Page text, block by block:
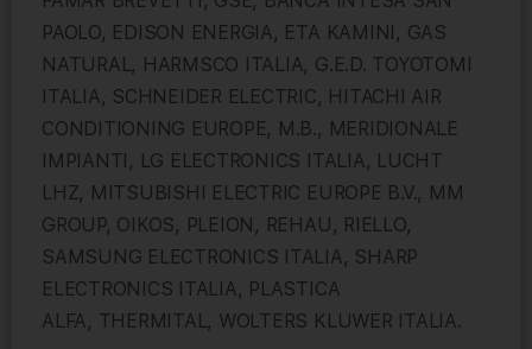
PAOLO, EDISON ENERGIA, ETA KAMINI, GAS
NATURAL, HARMSCO ITALIA, G.E.D. TOYOTOMI
ITALIA, SCHNEIDER ELECTRIC, HITACHI AIR
CONDITIONING EUROPE, M.B., MERIDIONALE
IMPIANTI, LG ELECTRONICS ITALIA, LUCHT
LHZ, MITSUBISHI ELECTRIC EUROPE B.V., MM
GROUP, OIKOS, PLEION, REHAU, RIELLO,
SAMSUNG ELECTRONICS ITALIA, SHARP
ELECTRONICS ITALIA, PLASTICA
ALFA, THERMITAL, WOLTERS KLUWER ITALIA.